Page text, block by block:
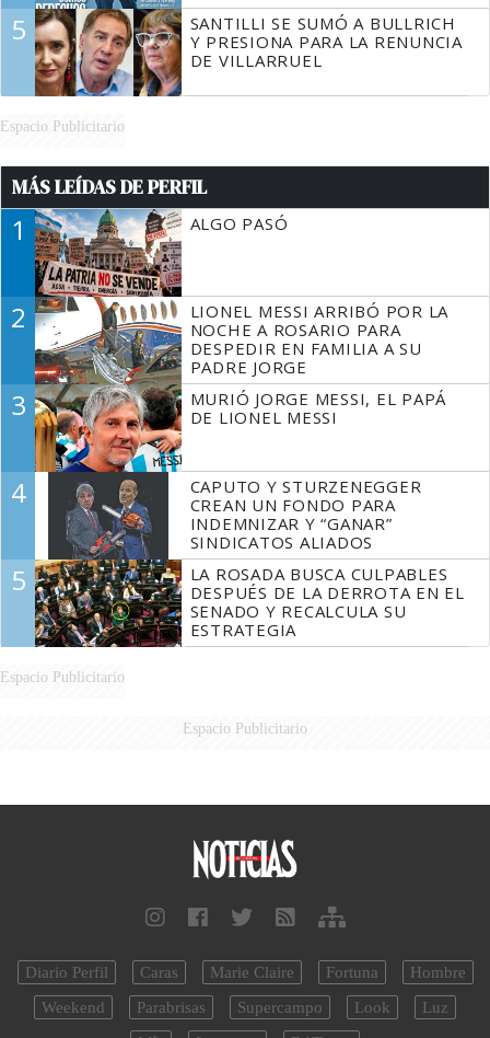
5
SANTILLI SE SUMÓ A BULLRICH
Y PRESIONA PARA LA RENUNCIA
DE VILLARRUEL
Espacio Publicitario
MÁS LEÍDAS DE PERFIL
1 ALGO PASÓ
2
LIONEL MESSI ARRIBÓ POR LA
NOCHE A ROSARIO PARA
DESPEDIR EN FAMILIA A SU
PADRE JORGE
3
MURIÓ JORGE MESSI, EL PAPÁ
DE LIONEL MESSI
4
CAPUTO Y STURZENEGGER
CREAN UN FONDO PARA
INDEMNIZAR Y “GANAR”
SINDICATOS ALIADOS
5
LA ROSADA BUSCA CULPABLES
DESPUÉS DE LA DERROTA EN EL
SENADO Y RECALCULA SU
ESTRATEGIA
Espacio Publicitario
Espacio Publicitario
Diario Perfil Caras Marie Claire Fortuna
Hombre
Weekend
Parabrisas Supercampo Look
Luz